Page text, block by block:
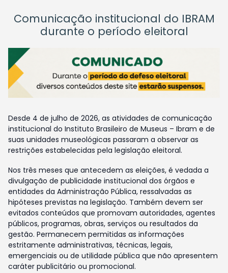
Comunicação institucional do IBRAM
durante o período eleitoral
Desde 4 de julho de 2026, as atividades de comunicação
institucional do Instituto Brasileiro de Museus – Ibram e de
suas unidades museológicas passaram a observar as
restrições estabelecidas pela legislação eleitoral.
Nos três meses que antecedem as eleições, é vedada a
divulgação de publicidade institucional dos órgãos e
entidades da Administração Pública, ressalvadas as
hipóteses previstas na legislação. Também devem ser
evitados conteúdos que promovam autoridades, agentes
públicos, programas, obras, serviços ou resultados da
gestão. Permanecem permitidas as informações
estritamente administrativas, técnicas, legais,
emergenciais ou de utilidade pública que não apresentem
caráter publicitário ou promocional.